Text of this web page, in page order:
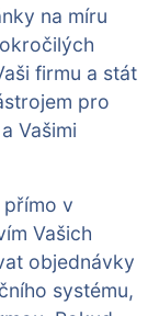
na míru
firmu a stát
pro
Vašimi
v
Vašich
objednávky
systému,